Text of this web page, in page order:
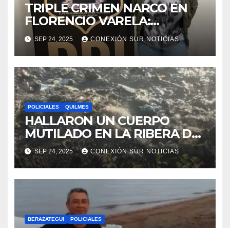
TRIPLE CRIMEN NARCO EN
FLORENCIO VARELA:
DETALLES MACABROS DE
LAS AUTOPSIAS
SEP 24, 2025 CONEXIÓN SUR NOTICIAS
POLICIALES QUILMES
HALLARON UN CUERPO
MUTILADO EN LA RIBERA DE
QUILMES
SEP 24, 2025 CONEXIÓN SUR NOTICIAS
BERAZATEGUI POLICIALES